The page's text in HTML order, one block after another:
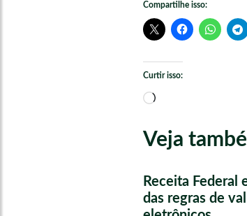
Compartilhe isso:
Curtir isso:
Carregando...
Veja
Receita Federal
das regras de